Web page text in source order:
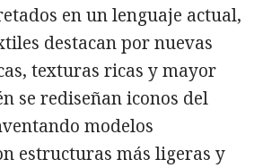
en un lenguaje actual,
destacan por nuevas
texturas ricas y mayor
se rediseñan iconos del
modelos
estructuras más ligeras y